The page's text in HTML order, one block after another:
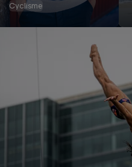
Cyclisme